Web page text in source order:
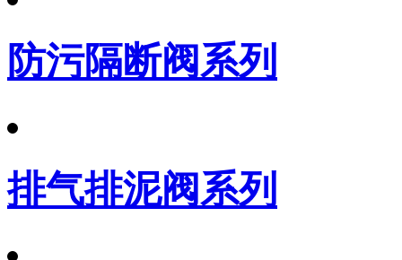
防污隔断阀系列
排气排泥阀系列